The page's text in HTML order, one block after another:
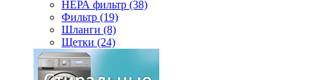
НЕРА фильтр (38)
Фильтр (19)
Шланги (8)
Щетки (24)